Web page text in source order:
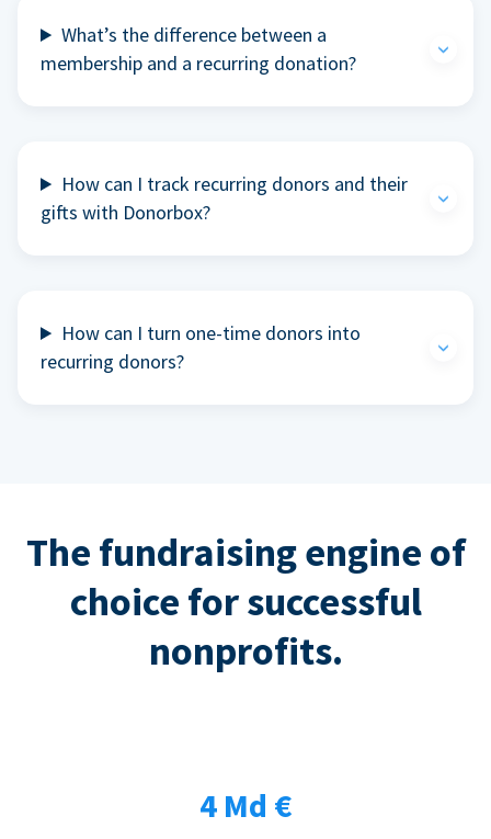
What’s the difference between a
membership and a recurring donation?
How can I track recurring donors and their
gifts with Donorbox?
How can I turn one-time donors into
recurring donors?
The fundraising engine of
choice for successful
nonprofits.
4 Md €